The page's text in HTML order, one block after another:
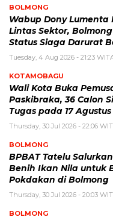
BOLMONG
Wabup Dony Lumenta
Lintas Sektor,
Status Siaga Darurat
Tuesday, 4 Aug 2026 - 21:23
KOTAMOBAGU
Wali Kota Buka
Paskibraka, 36 Calon
Tugas pada 17 Agustus
Thursday, 30 Jul 2026 - 22:06
BOLMONG
BPBAT Tatelu
Benih Ikan Nila untuk
Pokdakan di Bolmong
Thursday, 30 Jul 2026 - 20:03
BOLMONG